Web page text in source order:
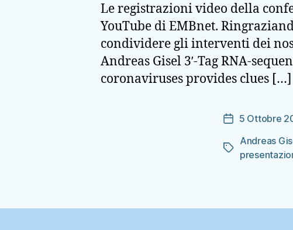
Le registrazioni video della
YouTube di EMBnet.
condividere gli interventi dei
Andreas Gisel 3ʹ-Tag RNA-
coronaviruses provides clues […]
Data5 Ottobre
Tag
Andreas